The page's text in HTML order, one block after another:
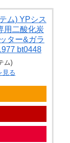
ム) YPシス
用二酸化炭
ター&ガラ
bt0448
ム)
見る